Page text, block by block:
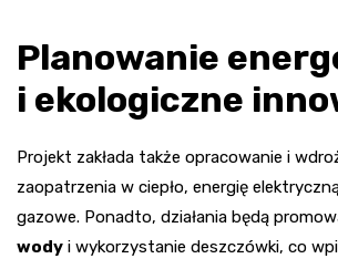
Planowanie
i ekologiczne
Projekt zakłada także opracowanie i
zaopatrzenia w ciepło, energię
gazowe. Ponadto, działania będą
wody i wykorzystanie deszczówki, co